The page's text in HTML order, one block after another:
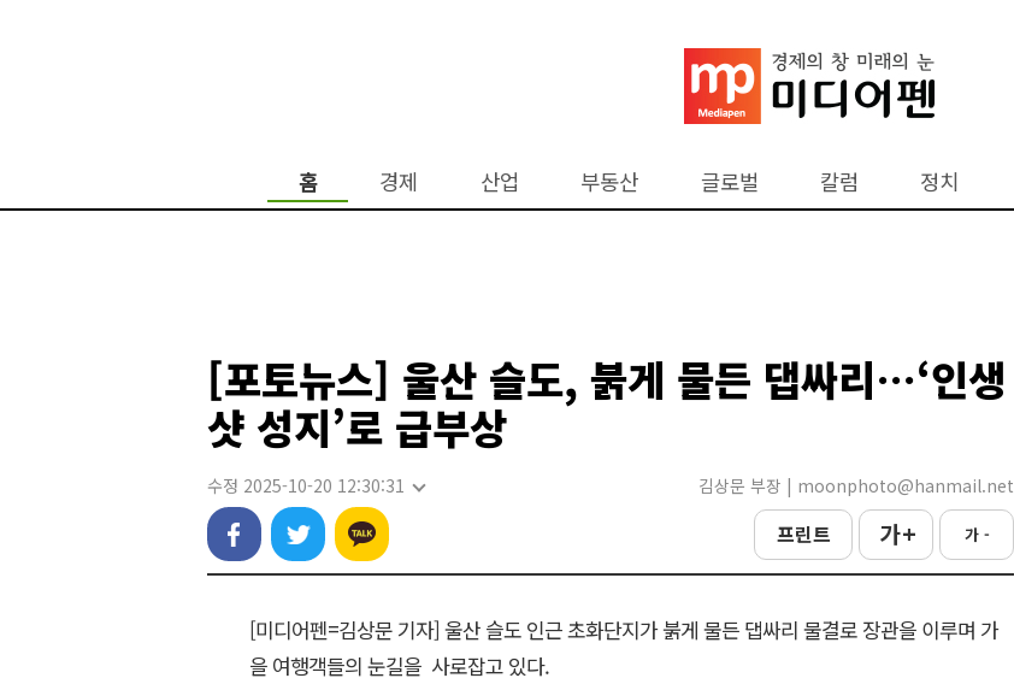
홈 경제 산업 부동산 글로벌 칼럼 정치
[포토뉴스] 울산 슬도, 붉게 물든 댑싸리…‘인생
샷 성지’로 급부상
수정 2025-10-20 12:30:31 김상문 부장 | moonphoto@hanmail.net
프린트 가 + 가 -
[미디어펜=김상문 기자] 울산 슬도 인근 초화단지가 붉게 물든 댑싸리 물결로 장관을 이루며 가
을 여행객들의 눈길을 사로잡고 있다.